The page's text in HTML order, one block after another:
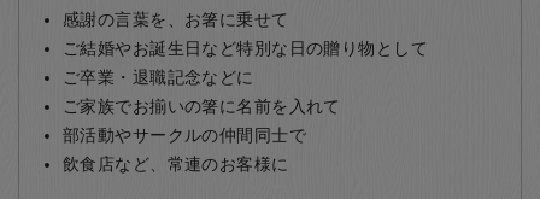
感謝の言葉を、お箸に乗せて
ご結婚やお誕生日など特別な日の贈り物として
ご卒業・退職記念などに
ご家族でお揃いの箸に名前を入れて
部活動やサークルの仲間同士で
飲食店など、常連のお客様に